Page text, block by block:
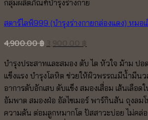
กลุ่มผลิตภัณฑ์บำรุงร่างกาย
สตาร์ไลฟ์999 (บำรุงร่างกายกล่องแดง) หมอเ
4,900.00฿
was:
4,900.00 ฿.
is:
3,900.00 ฿.
บำรุงประสาทและสมอง ตับ ไต หัวใจ ม้าม ป
แข็งแรง บำรุงโลหิต ช่วยให้ผิวพรรณมีน้ำมีนว
อาการตับอักเสบ ตับแข็ง สมองเสื่อม เส้นเลือ
อัมพาต สมองฝ่อ อัลไซเมอร์ พาร์กินสัน ถุงลม
ความดัน ต่อมลูกหมากโต ปัสสาวะบ่อย ไม่คล่